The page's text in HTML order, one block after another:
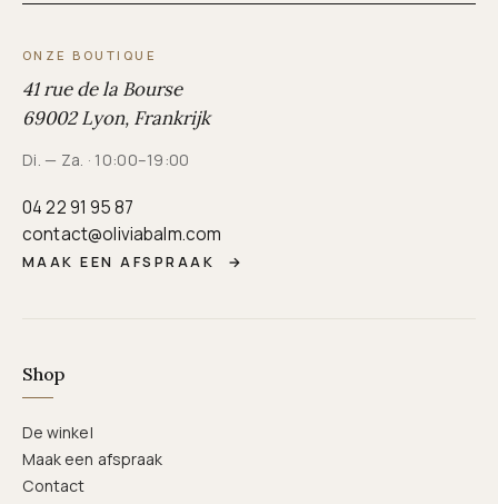
ONZE BOUTIQUE
41 rue de la Bourse
69002 Lyon, Frankrijk
Di. — Za. · 10:00–19:00
04 22 91 95 87
contact@oliviabalm.com
MAAK EEN AFSPRAAK →
Shop
De winkel
Maak een afspraak
Contact